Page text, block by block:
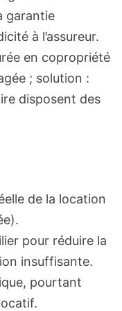
garantie
à l’assureur.
en copropriété
; solution :
disposent des
de la location
pour réduire la
insuffisante.
pourtant